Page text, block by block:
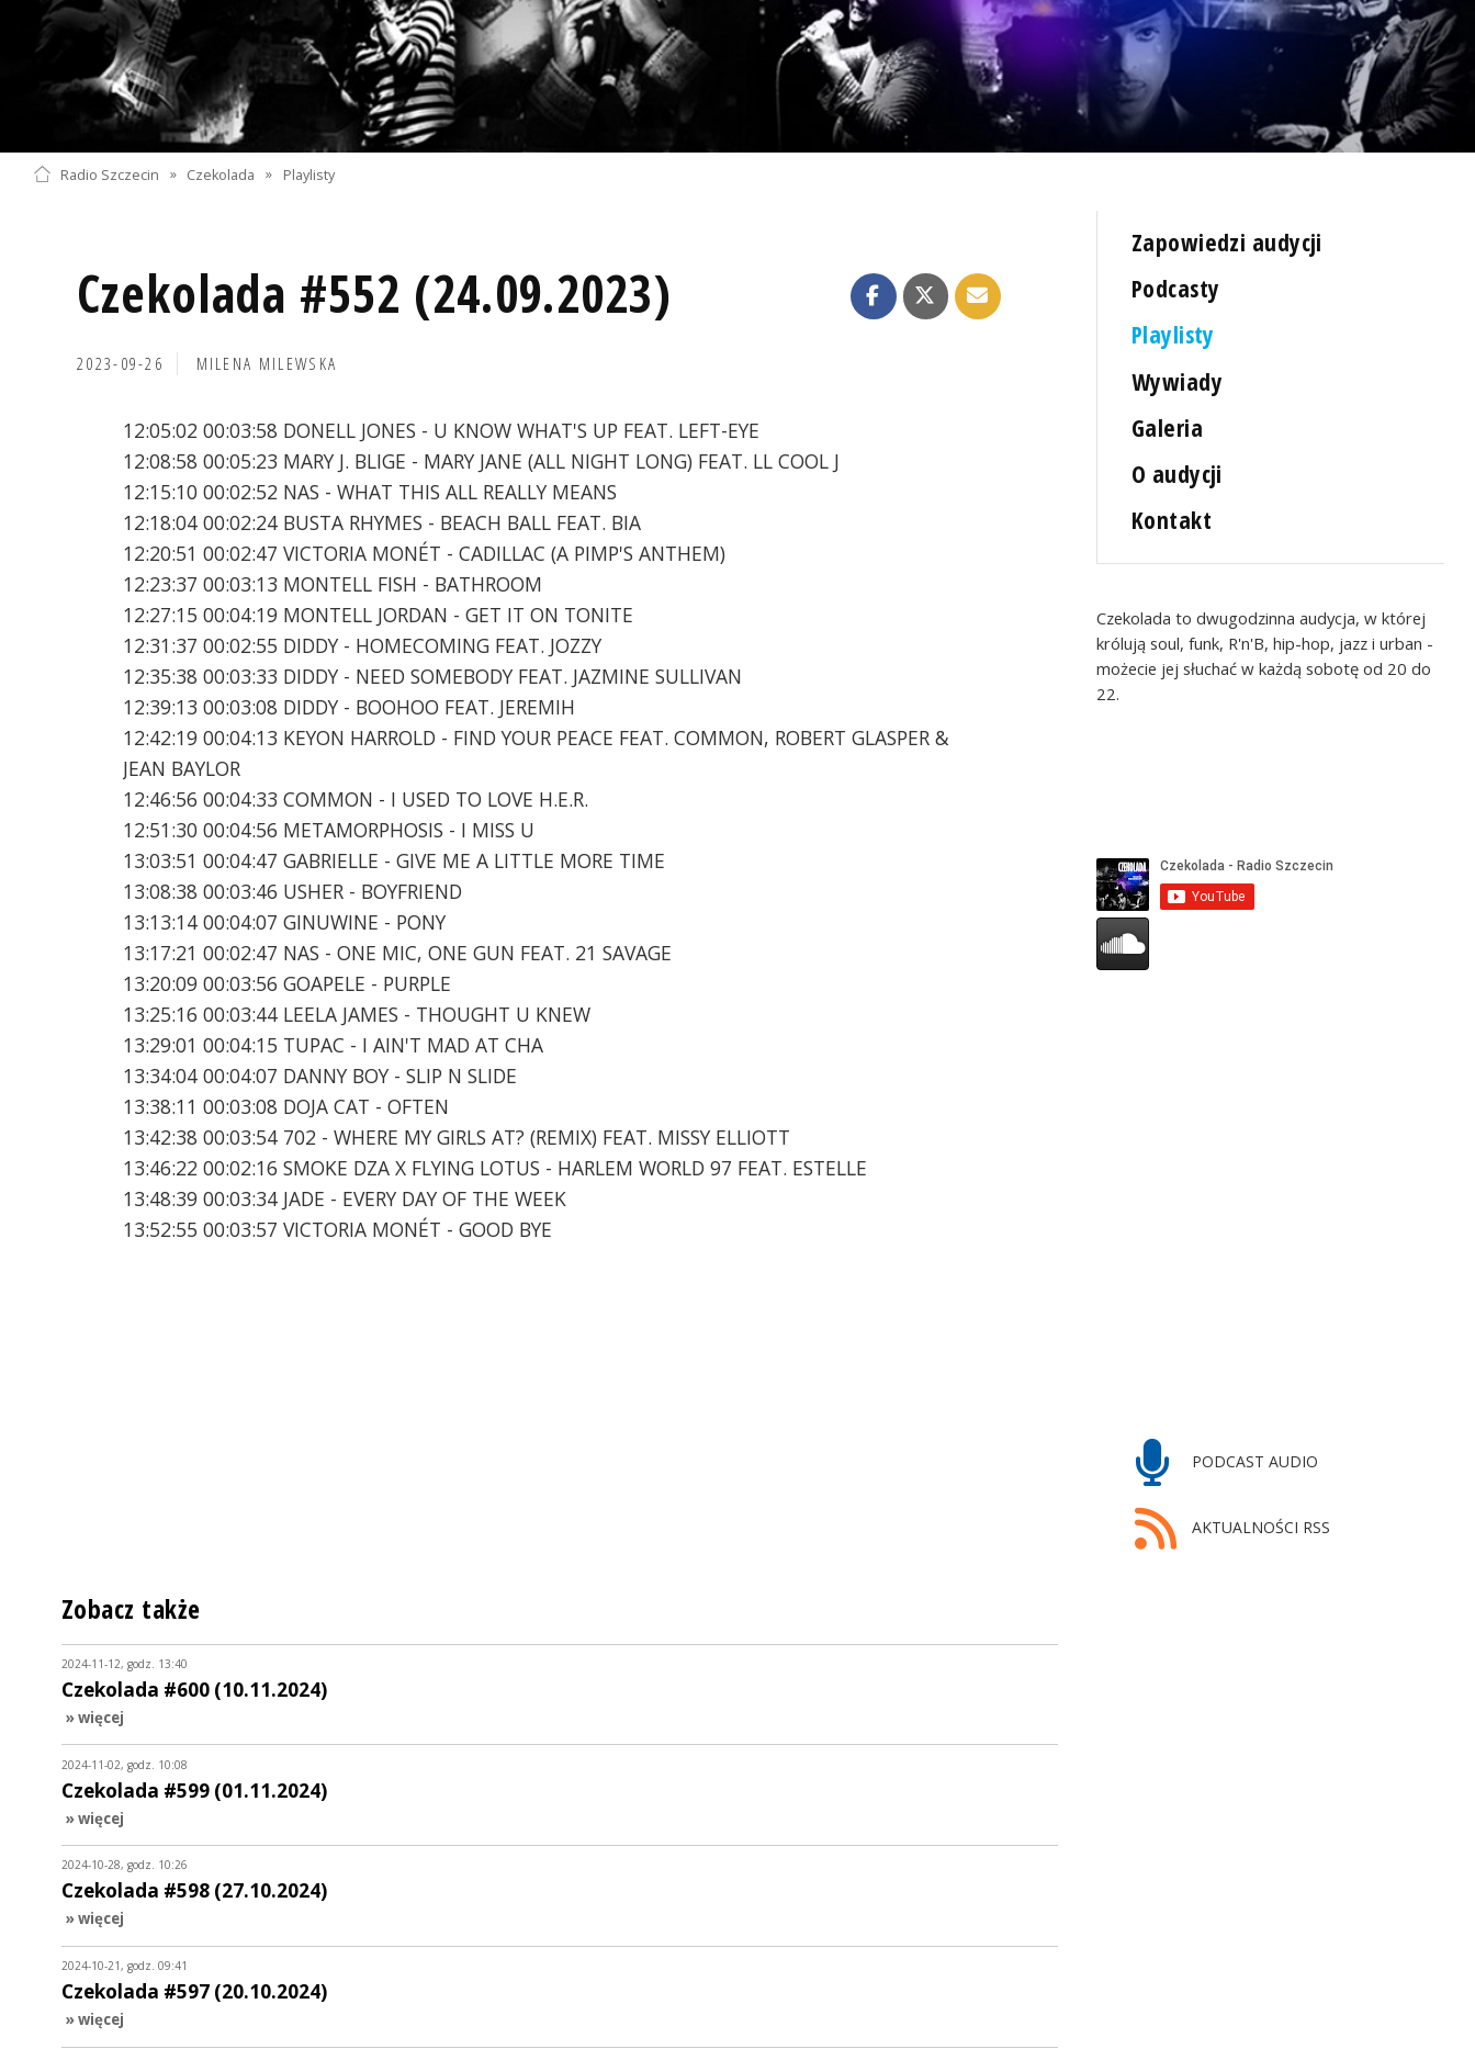
Radio Szczecin » Czekolada » Playlisty
Czekolada #552 (24.09.2023)
2023-09-26 MILENA MILEWSKA
12:05:02 00:03:58 DONELL JONES - U KNOW WHAT'S UP FEAT. LEFT-EYE
12:08:58 00:05:23 MARY J. BLIGE - MARY JANE (ALL NIGHT LONG) FEAT. LL COOL J
12:15:10 00:02:52 NAS - WHAT THIS ALL REALLY MEANS
12:18:04 00:02:24 BUSTA RHYMES - BEACH BALL FEAT. BIA
12:20:51 00:02:47 VICTORIA MONÉT - CADILLAC (A PIMP'S ANTHEM)
12:23:37 00:03:13 MONTELL FISH - BATHROOM
12:27:15 00:04:19 MONTELL JORDAN - GET IT ON TONITE
12:31:37 00:02:55 DIDDY - HOMECOMING FEAT. JOZZY
12:35:38 00:03:33 DIDDY - NEED SOMEBODY FEAT. JAZMINE SULLIVAN
12:39:13 00:03:08 DIDDY - BOOHOO FEAT. JEREMIH
12:42:19 00:04:13 KEYON HARROLD - FIND YOUR PEACE FEAT. COMMON, ROBERT GLASPER &
JEAN BAYLOR
12:46:56 00:04:33 COMMON - I USED TO LOVE H.E.R.
12:51:30 00:04:56 METAMORPHOSIS - I MISS U
13:03:51 00:04:47 GABRIELLE - GIVE ME A LITTLE MORE TIME
13:08:38 00:03:46 USHER - BOYFRIEND
13:13:14 00:04:07 GINUWINE - PONY
13:17:21 00:02:47 NAS - ONE MIC, ONE GUN FEAT. 21 SAVAGE
13:20:09 00:03:56 GOAPELE - PURPLE
13:25:16 00:03:44 LEELA JAMES - THOUGHT U KNEW
13:29:01 00:04:15 TUPAC - I AIN'T MAD AT CHA
13:34:04 00:04:07 DANNY BOY - SLIP N SLIDE
13:38:11 00:03:08 DOJA CAT - OFTEN
13:42:38 00:03:54 702 - WHERE MY GIRLS AT? (REMIX) FEAT. MISSY ELLIOTT
13:46:22 00:02:16 SMOKE DZA X FLYING LOTUS - HARLEM WORLD 97 FEAT. ESTELLE
13:48:39 00:03:34 JADE - EVERY DAY OF THE WEEK
13:52:55 00:03:57 VICTORIA MONÉT - GOOD BYE
Zapowiedzi audycji
Podcasty
Playlisty
Wywiady
Galeria
O audycji
Kontakt
Czekolada to dwugodzinna audycja, w której
królują soul, funk, R'n'B, hip-hop, jazz i urban -
możecie jej słuchać w każdą sobotę od 20 do
22.
PODCAST AUDIO
AKTUALNOŚCI RSS
Zobacz także
2024-11-12, godz. 13:40
Czekolada #600 (10.11.2024)
» więcej
2024-11-02, godz. 10:08
Czekolada #599 (01.11.2024)
» więcej
2024-10-28, godz. 10:26
Czekolada #598 (27.10.2024)
» więcej
2024-10-21, godz. 09:41
Czekolada #597 (20.10.2024)
» więcej